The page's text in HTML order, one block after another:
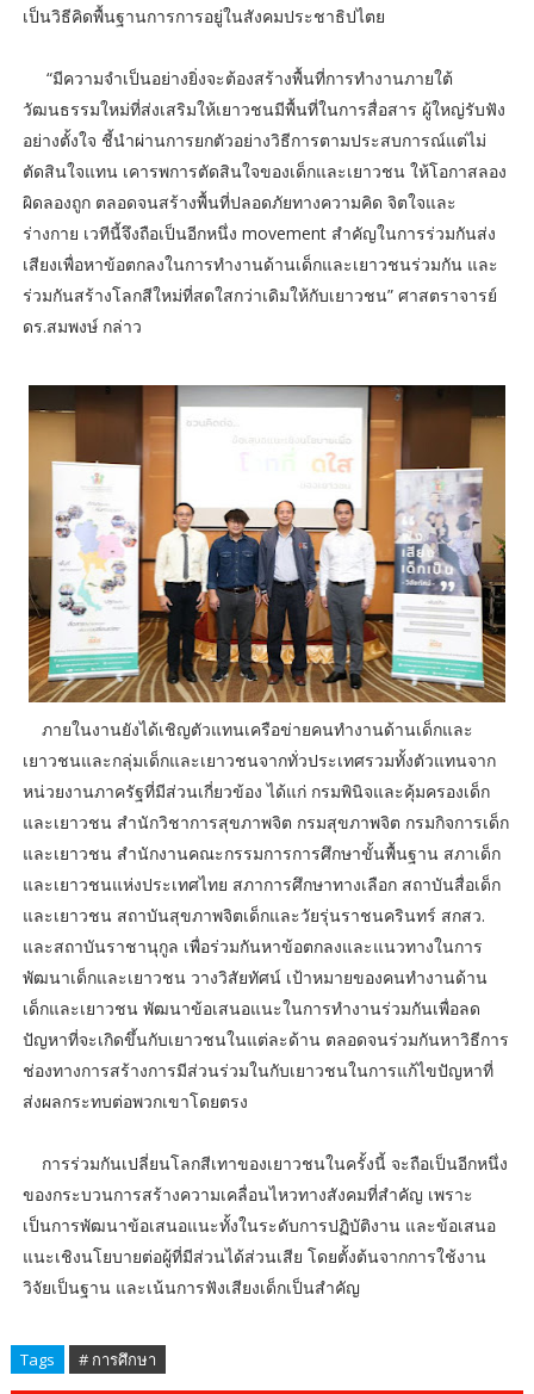
เป็นวิธีคิดพื้นฐานการการอยู่ในสังคมประชาธิปไตย
“มีความจำเป็นอย่างยิ่งจะต้องสร้างพื้นที่การทำงานภายใต้
วัฒนธรรมใหม่ที่ส่งเสริมให้เยาวชนมีพื้นที่ในการสื่อสาร ผู้ใหญ่รับฟัง
อย่างตั้งใจ ชี้นำผ่านการยกตัวอย่างวิธีการตามประสบการณ์แต่ไม่
ตัดสินใจแทน เคารพการตัดสินใจของเด็กและเยาวชน ให้โอกาสลอง
ผิดลองถูก ตลอดจนสร้างพื้นที่ปลอดภัยทางความคิด จิตใจและ
ร่างกาย เวทีนี้จึงถือเป็นอีกหนึ่ง movement สำคัญในการร่วมกันส่ง
เสียงเพื่อหาข้อตกลงในการทำงานด้านเด็กและเยาวชนร่วมกัน และ
ร่วมกันสร้างโลกสีใหม่ที่สดใสกว่าเดิมให้กับเยาวชน” ศาสตราจารย์
ดร.สมพงษ์ กล่าว
ภายในงานยังได้เชิญตัวแทนเครือข่ายคนทำงานด้านเด็กและ
เยาวชนและกลุ่มเด็กและเยาวชนจากทั่วประเทศรวมทั้งตัวแทนจาก
หน่วยงานภาครัฐที่มีส่วนเกี่ยวข้อง ได้แก่ กรมพินิจและคุ้มครองเด็ก
และเยาวชน สำนักวิชาการสุขภาพจิต กรมสุขภาพจิต กรมกิจการเด็ก
และเยาวชน สำนักงานคณะกรรมการการศึกษาขั้นพื้นฐาน สภาเด็ก
และเยาวชนแห่งประเทศไทย สภาการศึกษาทางเลือก สถาบันสื่อเด็ก
และเยาวชน สถาบันสุขภาพจิตเด็กและวัยรุ่นราชนครินทร์ สกสว.
และสถาบันราชานุกูล เพื่อร่วมกันหาข้อตกลงและแนวทางในการ
พัฒนาเด็กและเยาวชน วางวิสัยทัศน์ เป้าหมายของคนทำงานด้าน
เด็กและเยาวชน พัฒนาข้อเสนอแนะในการทำงานร่วมกันเพื่อลด
ปัญหาที่จะเกิดขึ้นกับเยาวชนในแต่ละด้าน ตลอดจนร่วมกันหาวิธีการ
ช่องทางการสร้างการมีส่วนร่วมในกับเยาวชนในการแก้ไขปัญหาที่
ส่งผลกระทบต่อพวกเขาโดยตรง
การร่วมกันเปลี่ยนโลกสีเทาของเยาวชนในครั้งนี้ จะถือเป็นอีกหนึ่ง
ของกระบวนการสร้างความเคลื่อนไหวทางสังคมที่สำคัญ เพราะ
เป็นการพัฒนาข้อเสนอแนะทั้งในระดับการปฏิบัติงาน และข้อเสนอ
แนะเชิงนโยบายต่อผู้ที่มีส่วนได้ส่วนเสีย โดยตั้งต้นจากการใช้งาน
วิจัยเป็นฐาน และเน้นการฟังเสียงเด็กเป็นสำคัญ
Tags # การศึกษา